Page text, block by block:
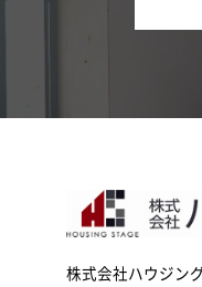
株式会社ハウジン